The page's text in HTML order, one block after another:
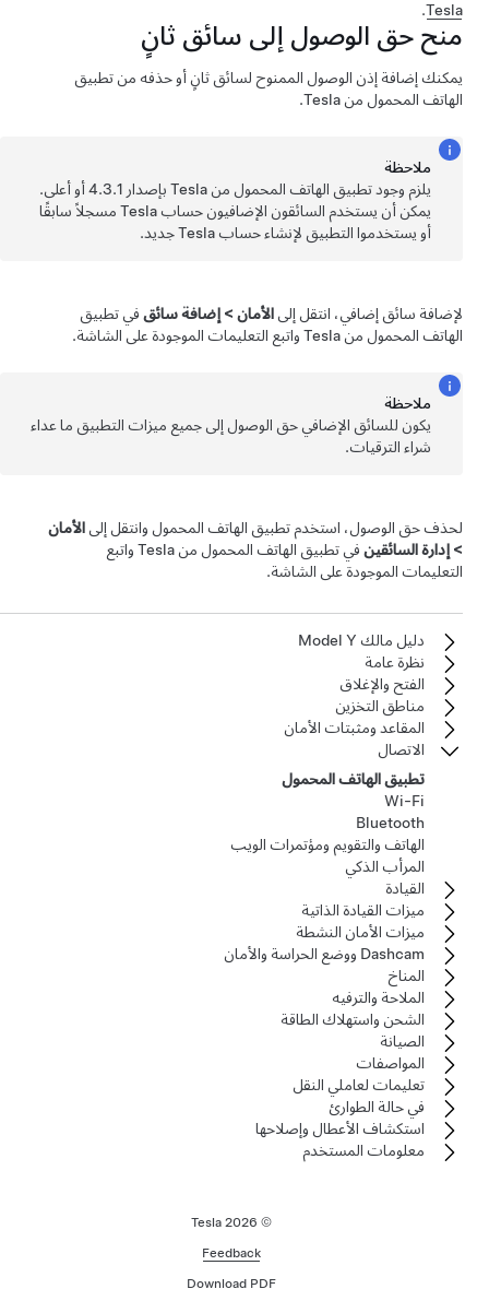
Tesla
.
منح حق الوصول إلى سائق ثانٍ
يمكنك إضافة إذن الوصول الممنوح لسائق ثانٍ أو حذفه من تطبيق
الهاتف المحمول من Tesla.
ملاحظة
يلزم وجود تطبيق الهاتف المحمول من Tesla بإصدار 4.3.1 أو أعلى.
يمكن أن يستخدم السائقون الإضافيون حساب Tesla مسجلاً سابقًا
أو يستخدموا التطبيق لإنشاء حساب Tesla جديد.
لإضافة سائق إضافي، انتقل إلى الأمان>إضافة سائقفي تطبيق
الهاتف المحمول من Tesla واتبع التعليمات الموجودة على الشاشة.
ملاحظة
يكون للسائق الإضافي حق الوصول إلى جميع ميزات التطبيق ما عداء
شراء الترقيات.
لحذف حق الوصول، استخدم تطبيق الهاتف المحمول وانتقل إلى الأمان
إدارة السائقين
في تطبيق الهاتف المحمول من Tesla واتبع
التعليمات الموجودة على الشاشة.
دليل مالك Model Y
نظرة عامة
الفتح والإغلاق
مناطق التخزين
المقاعد ومثبتات الأمان
الاتصال
تطبيق الهاتف المحمول
Wi-Fi
Bluetooth
الهاتف والتقويم ومؤتمرات الويب
المرأب الذكي
القيادة
ميزات القيادة الذاتية
ميزات الأمان النشطة
Dashcam ووضع الحراسة والأمان
المناخ
الملاحة والترفيه
الشحن واستهلاك الطاقة
الصيانة
المواصفات
تعليمات لعاملي النقل
في حالة الطوارئ
استكشاف الأعطال وإصلاحها
معلومات المستخدم
2026
Feedback
Download PDF